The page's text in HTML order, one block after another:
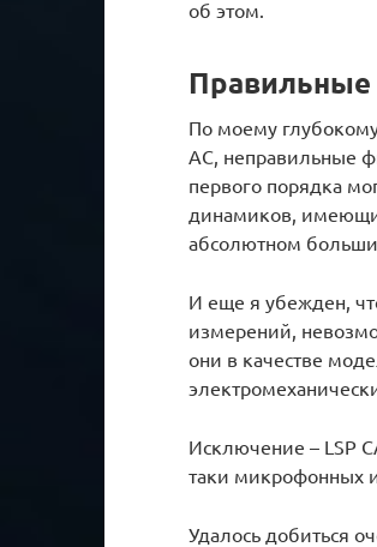
об этом.
По моему
АС, неправильные
первого порядка
динамиков,
абсолютном
И еще я убежден,
измерений,
они в качестве
Исключение – LSP
таки микрофонных
Удалось добиться